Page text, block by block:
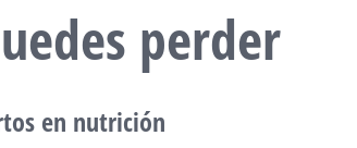
perder
en nutrición